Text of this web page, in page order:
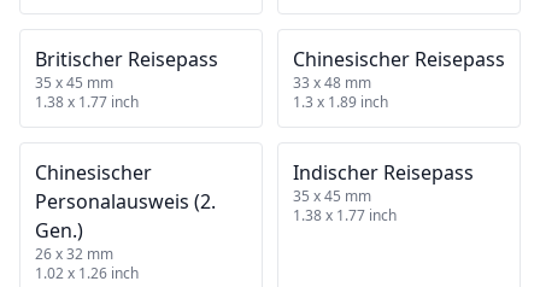
Britischer Reisepass
35 x 45 mm
1.38 x 1.77 inch
Chinesischer Reisepass
33 x 48 mm
1.3 x 1.89 inch
Chinesischer
Personalausweis (2.
Gen.)
26 x 32 mm
1.02 x 1.26 inch
Indischer Reisepass
35 x 45 mm
1.38 x 1.77 inch